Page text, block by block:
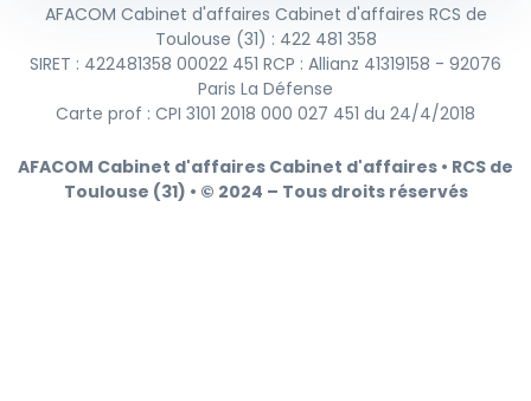
AFACOM Cabinet d'affaires Cabinet d'affaires RCS de
Toulouse (31) : 422 481 358
SIRET : 422481358 00022 451 RCP : Allianz 41319158 - 92076
Paris La Défense
Carte prof : CPI 3101 2018 000 027 451 du 24/4/2018
AFACOM Cabinet d'affaires Cabinet d'affaires • RCS de
Toulouse (31) • © 2024 – Tous droits réservés